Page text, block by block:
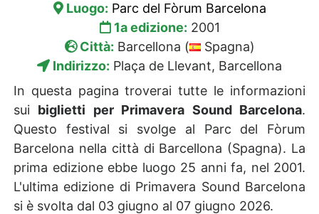
Luogo: Parc del Fòrum Barcelona
1a edizione: 2001
Città: Barcellona (
Spagna)
Indirizzo: Plaça de Llevant, Barcellona
In questa pagina troverai tutte le informazioni
sui biglietti per Primavera Sound Barcelona.
Questo festival si svolge al Parc del Fòrum
Barcelona nella città di Barcellona (Spagna). La
prima edizione ebbe luogo 25 anni fa, nel 2001.
L'ultima edizione di Primavera Sound Barcelona
si è svolta dal 03 giugno al 07 giugno 2026.